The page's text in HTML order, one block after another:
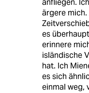
anfliegen.
ärgere
es
erinnere
isländische
hat. Ich
es sich
einmal weg,